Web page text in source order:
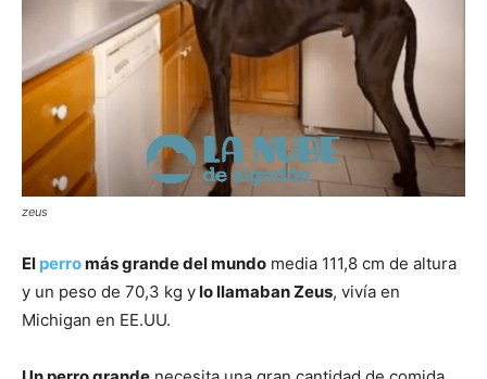
zeus
El perromás grande del mundo media 111,8 cm de altura
y un peso de 70,3 kg ylo llamaban Zeus, vivía en
Michigan en EE.UU.